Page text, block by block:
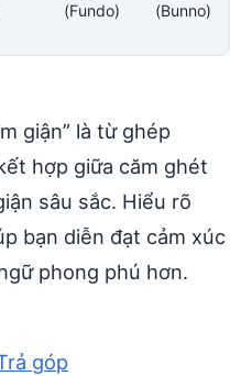
(Fundo)
(Bunno)
giận” là từ ghép
hợp giữa căm ghét
sâu sắc. Hiểu rõ
bạn diễn đạt cảm xúc
phong phú hơn.
góp